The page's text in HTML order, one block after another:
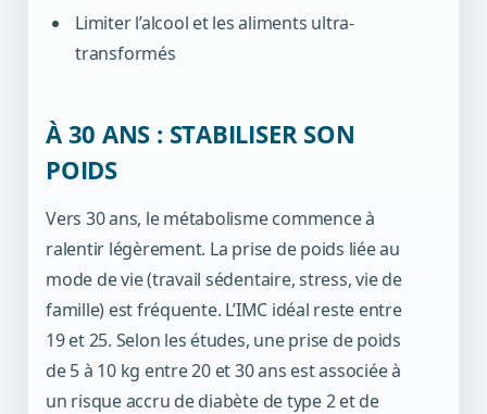
Limiter l’alcool et les aliments ultra-
transformés
À 30 ANS : STABILISER SON
POIDS
Vers 30 ans, le métabolisme commence à
ralentir légèrement. La prise de poids liée au
mode de vie (travail sédentaire, stress, vie de
famille) est fréquente. L’IMC idéal reste entre
19 et 25. Selon les études, une prise de poids
de 5 à 10 kg entre 20 et 30 ans est associée à
un risque accru de diabète de type 2 et de